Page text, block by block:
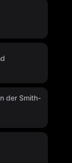
der Smith-